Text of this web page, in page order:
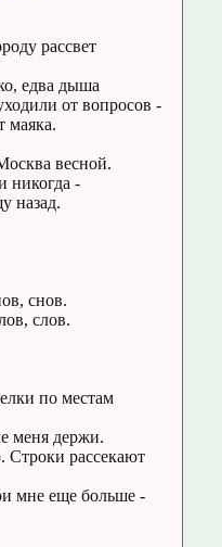
рассвет
едва дыша
от вопросов -
маяка.
весной.
никогда -
назад.
снов.
слов.
по местам
меня держи.
Строки рассекают
мне еще больше -